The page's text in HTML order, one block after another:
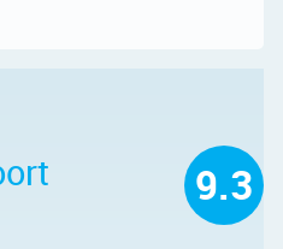
9.3